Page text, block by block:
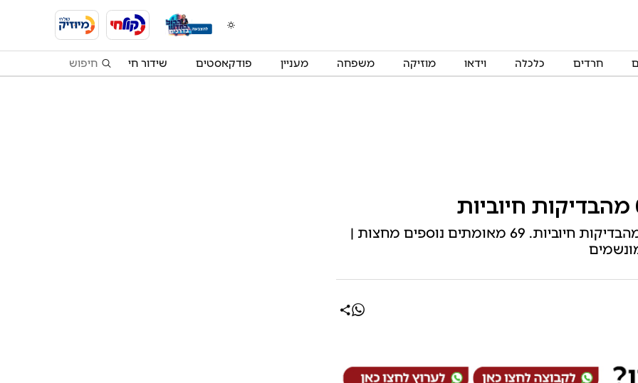
חרדים כלכלה וידאו מוזיקה משפחה מעניין פודקאסטים שידור חי
אתמול התגלו 283 מאומתים חדשים – 0.4% מהבדיקות חיוביות. 69 מאומתים נוספים מחצות |